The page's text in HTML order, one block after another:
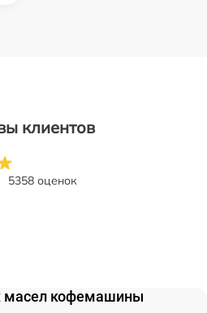
клиентов
5358 оценок
масел кофемашины